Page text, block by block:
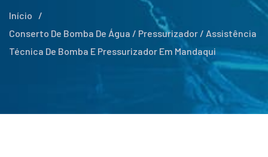
Início
/
Conserto De Bomba De Água / Pressurizador / Assistência
Técnica De Bomba E Pressurizador Em Mandaqui